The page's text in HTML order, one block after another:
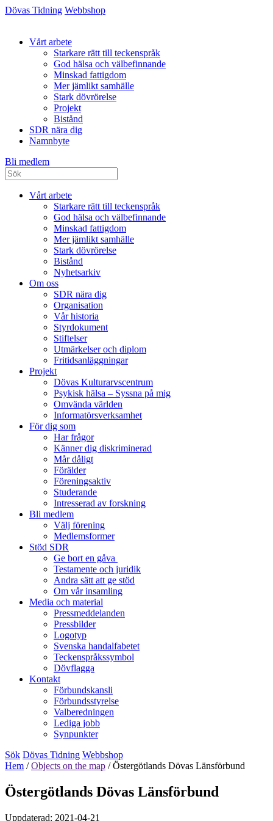
Dövas Tidning Webbshop
Vårt arbete
Starkare rätt till teckenspråk
God hälsa och välbefinnande
Minskad fattigdom
Mer jämlikt samhälle
Stark dövrörelse
Projekt
Bistånd
SDR nära dig
Namnbyte
Bli medlem
Vårt arbete
Starkare rätt till teckenspråk
God hälsa och välbefinnande
Minskad fattigdom
Mer jämlikt samhälle
Stark dövrörelse
Bistånd
Nyhetsarkiv
Om oss
SDR nära dig
Organisation
Vår historia
Styrdokument
Stiftelser
Utmärkelser och diplom
Fritidsanläggningar
Projekt
Dövas Kulturarvscentrum
Psykisk hälsa – Syssna på mig
Omvända världen
Informatörsverksamhet
För dig som
Har frågor
Känner dig diskriminerad
Mår dåligt
Förälder
Föreningsaktiv
Studerande
Intresserad av forskning
Bli medlem
Välj förening
Medlemsformer
Stöd SDR
Ge bort en gåva
Testamente och juridik
Andra sätt att ge stöd
Om vår insamling
Media och material
Pressmeddelanden
Pressbilder
Logotyp
Svenska handalfabetet
Teckenspråkssymbol
Dövflagga
Kontakt
Förbundskansli
Förbundsstyrelse
Valberedningen
Lediga jobb
Synpunkter
Sök Dövas Tidning Webbshop
Hem /Objects on the map /Östergötlands Dövas Länsförbund
Östergötlands Dövas Länsförbund
Uppdaterad: 2021-04-21